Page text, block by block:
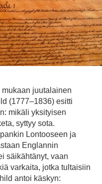
juutalainen
(1777–1836) esitti
mikäli yksityisen
syttyy sota.
Lontooseen ja
Englannin
säikähtänyt, vaan
varkaita, jotka tultaisiin
antoi käskyn: